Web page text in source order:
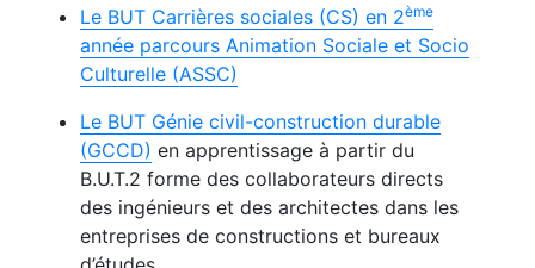
Le BUT Carrières sociales (CS) en 2ème
année parcours Animation Sociale et Socio
Culturelle (ASSC)
Le BUT Génie civil-construction durable
(GCCD) en apprentissage à partir du
B.U.T.2 forme des collaborateurs directs
des ingénieurs et des architectes dans les
entreprises de constructions et bureaux